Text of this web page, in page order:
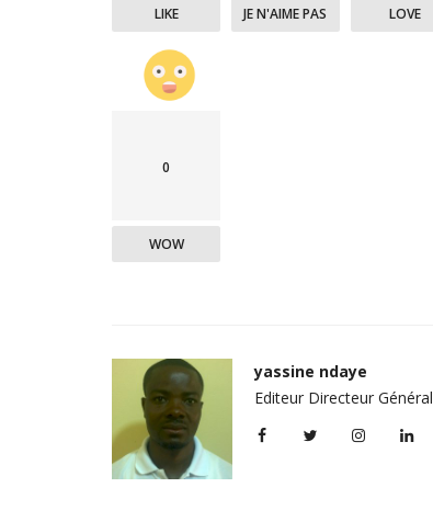
LIKE JE N'AIME PAS LOVE
0
WOW
yassine ndaye
Editeur Directeur Général